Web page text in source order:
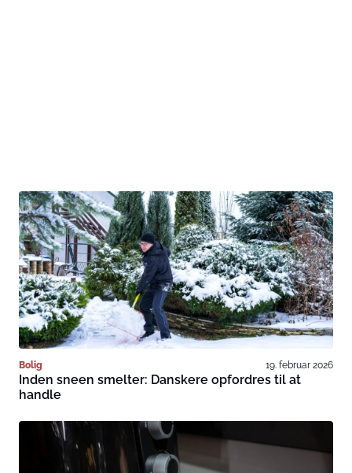
Bolig 19. februar 2026
Inden sneen smelter: Danskere opfordres til at
handle